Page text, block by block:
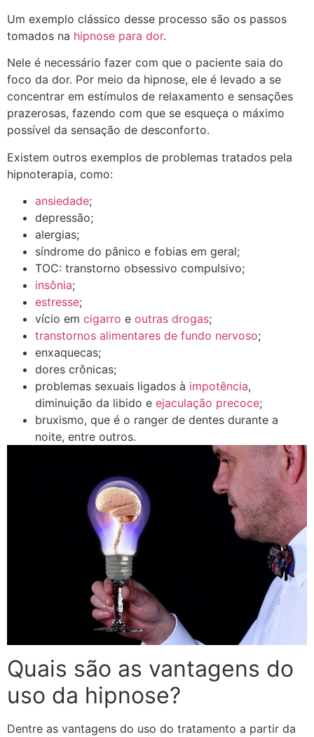
Um exemplo clássico desse processo são os passos
tomados na hipnose para dor.
Nele é necessário fazer com que o paciente saia do
foco da dor. Por meio da hipnose, ele é levado a se
concentrar em estímulos de relaxamento e sensações
prazerosas, fazendo com que se esqueça o máximo
possível da sensação de desconforto.
Existem outros exemplos de problemas tratados pela
hipnoterapia, como:
ansiedade;
depressão;
alergias;
síndrome do pânico e fobias em geral;
TOC: transtorno obsessivo compulsivo;
insônia;
estresse;
vício em cigarro e outras drogas;
transtornos alimentares de fundo nervoso;
enxaquecas;
dores crônicas;
problemas sexuais ligados à impotência,
diminuição da libido e ejaculação precoce;
bruxismo, que é o ranger de dentes durante a
noite, entre outros.
Quais são as vantagens do
uso da hipnose?
Dentre as vantagens do uso do tratamento a partir da